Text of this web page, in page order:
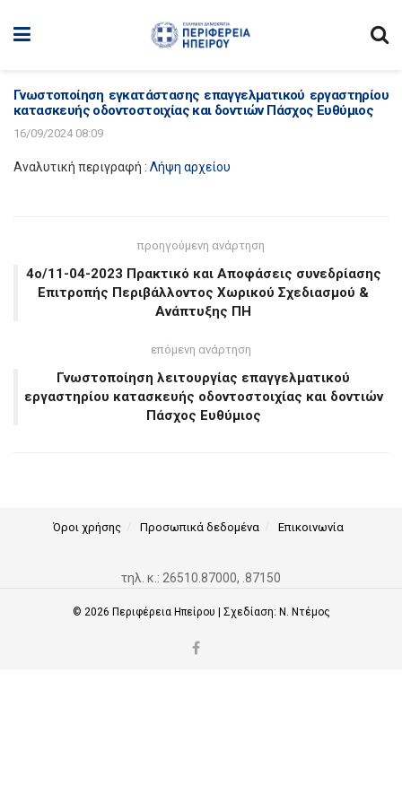
Γνωστοποίηση εγκατάστασης επαγγελματικού εργαστηρίου
κατασκευής οδοντοστοιχίας και δοντιών Πάσχος Ευθύμιος
16/09/2024 08:09
Αναλυτική περιγραφή : Λήψη αρχείου
προηγούμενη ανάρτηση
4o/11-04-2023 Πρακτικό και Αποφάσεις συνεδρίασης
Επιτροπής Περιβάλλοντος Χωρικού Σχεδιασμού &
Ανάπτυξης ΠΗ
επόμενη ανάρτηση
Γνωστοποίηση λειτουργίας επαγγελματικού
εργαστηρίου κατασκευής οδοντοστοιχίας και δοντιών
Πάσχος Ευθύμιος
Όροι χρήσης Προσωπικά δεδομένα Επικοινωνία
τηλ. κ.: 26510.87000, .87150
© 2026 Περιφέρεια Ηπείρου | Σχεδίαση: Ν. Ντέμος